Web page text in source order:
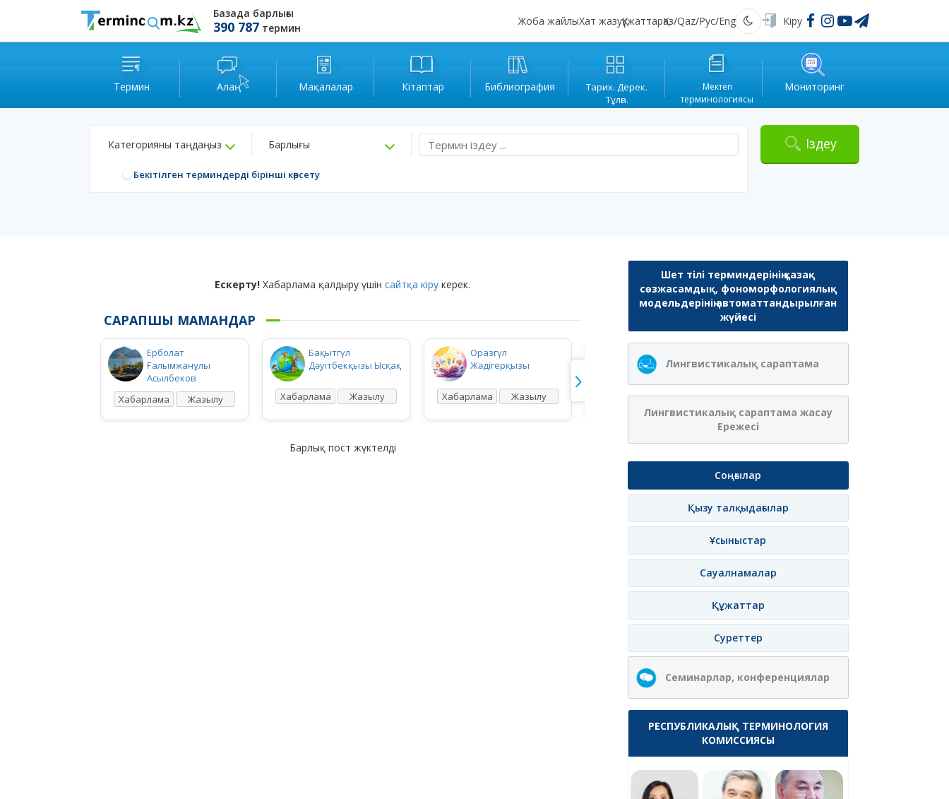
Базада барлығы
390 787 термин
Жоба жайлыХат жазуҚұжаттарҚаз/Qaz/Рус/Eng Қараңғы Кіру
Термин Алаң Мақалалар Кітаптар Библиография
Тарих. Дерек.
Тұлға.
Мектеп
терминологиясы
Мониторинг
Категорияны таңдаңыз Барлығы
Бекітілген терминдерді бірінші көрсету
Іздеу
Ескерту! Хабарлама қалдыру үшінсайтқа кіру керек.
САРАПШЫ МАМАНДАР
Ерболат
Ғалымжанұлы
Асылбеков
Хабарлама
Жазылу
Бақытгүл
Дәуітбекқызы Ысқақ
Хабарлама Жазылу
Оразгүл
Жәдігерқызы
Хабарлама Жазылу
Ақжібек
Нұрланқызы Ахмет
Хабарлама Жазылу
Итеғұлова
Хабарлама Жазылу
Барлық пост жүктелді
Шет тілі терминдерінің қазақ
сөзжасамдық, фономорфологиялық
модельдерінің автоматтандырылған
жүйесі
Лингвистикалық сараптама
Лингвистикалық сараптама жасау
Ережесі
Соңғылар
Қызу талқыдағылар
Ұсыныстар
Сауалнамалар
Құжаттар
Суреттер
Семинарлар, конференциялар
РЕСПУБЛИКАЛЫҚ ТЕРМИНОЛОГИЯ
КОМИССИЯСЫ